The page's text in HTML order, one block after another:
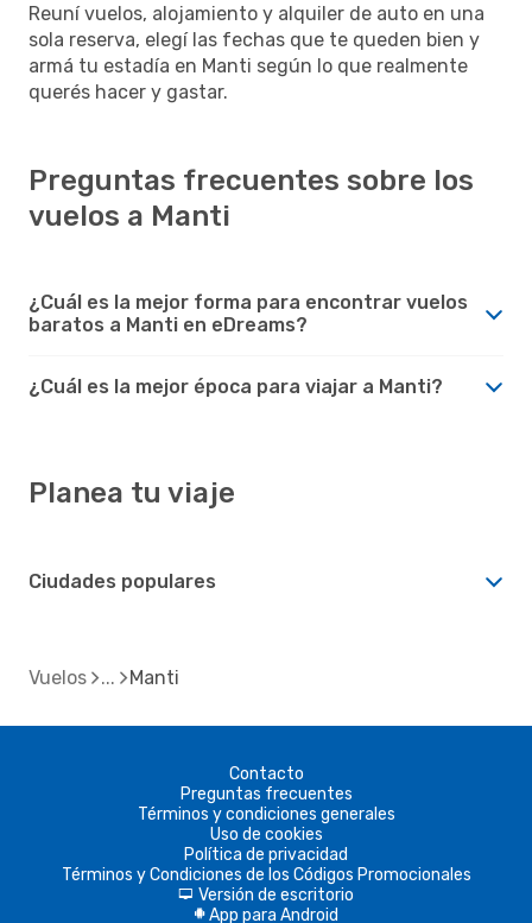
Reuní vuelos, alojamiento y alquiler de auto en una
sola reserva, elegí las fechas que te queden bien y
armá tu estadía en Manti según lo que realmente
querés hacer y gastar.
Preguntas frecuentes sobre los
vuelos a Manti
¿Cuál es la mejor forma para encontrar vuelos
baratos a Manti en eDreams?
¿Cuál es la mejor época para viajar a Manti?
Planea tu viaje
Ciudades populares
Vuelos Manti
Contacto
Preguntas frecuentes
Términos y condiciones generales
Uso de cookies
Política de privacidad
Términos y Condiciones de los Códigos Promocionales
d Versión de escritorio
A App para Android